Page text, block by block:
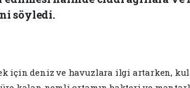
söyledi.
için deniz ve havuzlara ilgi artarken,